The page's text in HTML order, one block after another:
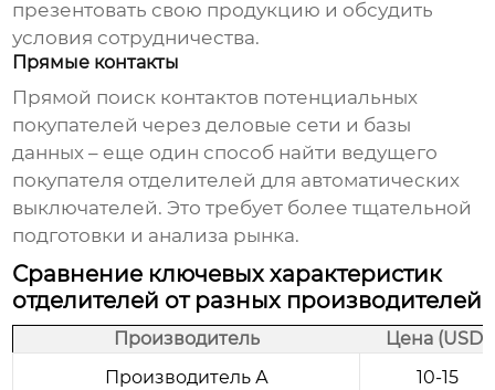
презентовать свою продукцию и обсудить
условия сотрудничества.
Прямые контакты
Прямой поиск контактов потенциальных
покупателей через деловые сети и базы
данных – еще один способ найти ведущего
покупателя отделителей для автоматических
выключателей. Это требует более тщательной
подготовки и анализа рынка.
Сравнение ключевых характеристик
отделителей от разных производителей
Производитель
Цена (USD)
Производитель А
10-15